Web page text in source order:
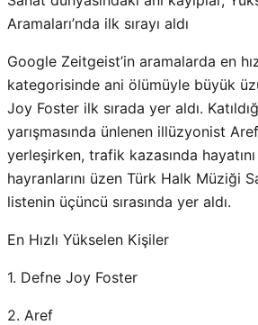
Aramaları’nda ilk sırayı aldı
Google Zeitgeist’in aramalarda en
kategorisinde ani ölümüyle büyük
Joy Foster ilk sırada yer aldı.
yarışmasında ünlenen illüzyonist
yerleşirken, trafik kazasında
hayranlarını üzen Türk Halk Müziği
listenin üçüncü sırasında yer aldı.
En Hızlı Yükselen Kişiler
1. Defne Joy Foster
2. Aref